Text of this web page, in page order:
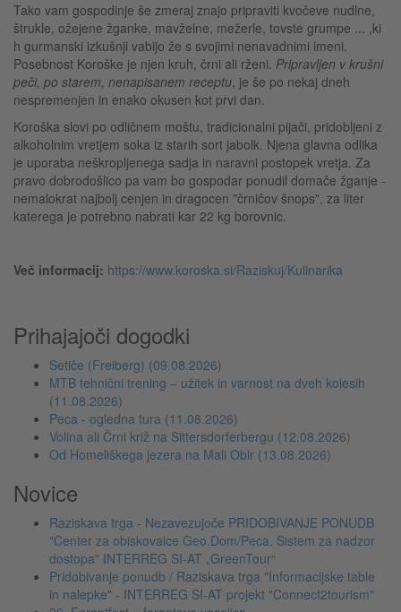
Tako vam gospodinje še zmeraj znajo pripraviti kvočeve nudlne,
štrukle, ožejene žganke, mavželne, mežerle, tovste grumpe ... ,ki
h gurmanski izkušnji vabijo že s svojimi nenavadnimi imeni.
Posebnost Koroške je njen kruh, črni ali rženi. Pripravljen v krušni
peči, po starem, nenapisanem receptu, je še po nekaj dneh
nespremenjen in enako okusen kot prvi dan.
Koroška slovi po odličnem moštu, tradicionalni pijači, pridobljeni z
alkoholnim vretjem soka iz starih sort jabolk. Njena glavna odlika
je uporaba neškropljenega sadja in naravni postopek vretja. Za
pravo dobrodošlico pa vam bo gospodar ponudil domače žganje -
nemalokrat najbolj cenjen in dragocen "črničov šnops", za liter
katerega je potrebno nabrati kar 22 kg borovnic.
Več informacij: https://www.koroska.si/Raziskuj/Kulinarika
Prihajajoči dogodki
Setiče (Freiberg) (09.08.2026)
MTB tehnični trening – užitek in varnost na dveh kolesih
(11.08.2026)
Peca - ogledna tura (11.08.2026)
Volina ali Črni križ na Sittersdorferbergu (12.08.2026)
Od Homeliškega jezera na Mali Obir (13.08.2026)
Novice
Raziskava trga - Nezavezujoče PRIDOBIVANJE PONUDB
"Center za obiskovalce Geo.Dom/Peca. Sistem za nadzor
dostopa" INTERREG SI-AT „GreenTour“
Pridobivanje ponudb / Raziskava trga "Informacijske table
in nalepke" - INTERREG SI-AT projekt "Connect2tourism"